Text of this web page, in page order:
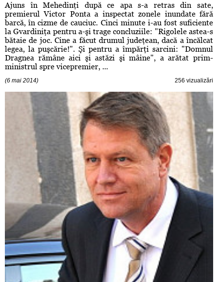
Ajuns în Mehedinţi după ce apa s-a retras din sate,
premierul Victor Ponta a inspectat zonele inundate fără
barcă, în cizme de cauciuc. Cinci minute i-au fost suficiente
la Gvardiniţa pentru a-şi trage concluziile: "Rigolele astea-s
bătaie de joc. Cine a făcut drumul judeţean, dacă a încălcat
legea, la puşcărie!". Şi pentru a împărţi sarcini: "Domnul
Dragnea rămâne aici şi astăzi şi mâine", a arătat prim-
ministrul spre vicepremier, ...
(6 mai 2014) 256 vizualizări